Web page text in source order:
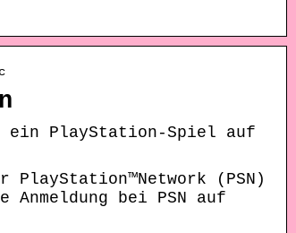
ein PlayStation-Spiel auf
(PSN)
bei PSN auf